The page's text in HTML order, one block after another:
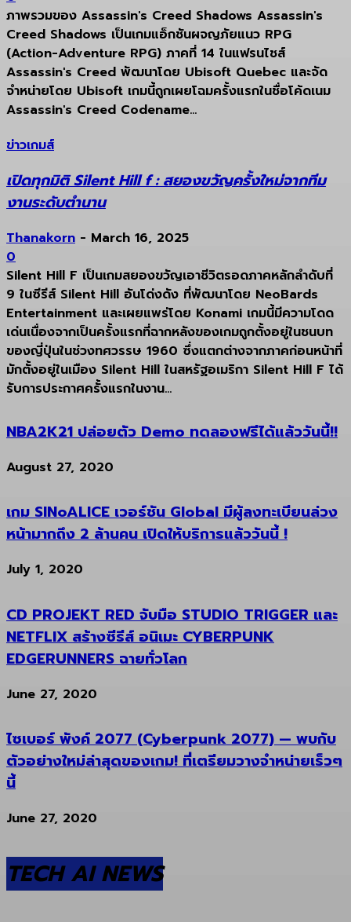
ภาพรวมของ Assassin's Creed Shadows Assassin's
Creed Shadows เป็นเกมแอ็กชันผจญภัยแนว RPG
(Action-Adventure RPG) ภาคที่ 14 ในแฟรนไชส์
Assassin's Creed พัฒนาโดย Ubisoft Quebec และจัด
จำหน่ายโดย Ubisoft เกมนี้ถูกเผยโฉมครั้งแรกในชื่อโค้ดเนม
Assassin's Creed Codename...
ข่าวเกมส์
เปิดทุกมิติ Silent Hill f : สยองขวัญครั้งใหม่จากทีม
งานระดับตำนาน
Thanakorn - March 16, 2025
0
Silent Hill F เป็นเกมสยองขวัญเอาชีวิตรอดภาคหลักลำดับที่
9 ในซีรีส์ Silent Hill อันโด่งดัง ที่พัฒนาโดย NeoBards
Entertainment และเผยแพร่โดย Konami เกมนี้มีความโดด
เด่นเนื่องจากเป็นครั้งแรกที่ฉากหลังของเกมถูกตั้งอยู่ในชนบท
ของญี่ปุ่นในช่วงทศวรรษ 1960 ซึ่งแตกต่างจากภาคก่อนหน้าที่
มักตั้งอยู่ในเมือง Silent Hill ในสหรัฐอเมริกา Silent Hill F ได้
รับการประกาศครั้งแรกในงาน...
NBA2K21 ปล่อยตัว Demo ทดลองฟรีได้แล้ววันนี้!!
August 27, 2020
เกม SINoALICE เวอร์ชัน Global มีผู้ลงทะเบียนล่วง
หน้ามากถึง 2 ล้านคน เปิดให้บริการแล้ววันนี้ !
July 1, 2020
CD PROJEKT RED จับมือ STUDIO TRIGGER และ
NETFLIX สร้างซีรีส์ อนิเมะ CYBERPUNK
EDGERUNNERS ฉายทั่วโลก
June 27, 2020
ไซเบอร์ พังค์ 2077 (Cyberpunk 2077) — พบกับ
ตัวอย่างใหม่ล่าสุดของเกม! ที่เตรียมวางจำหน่ายเร็วๆ
นี้
June 27, 2020
TECH AI NEWS